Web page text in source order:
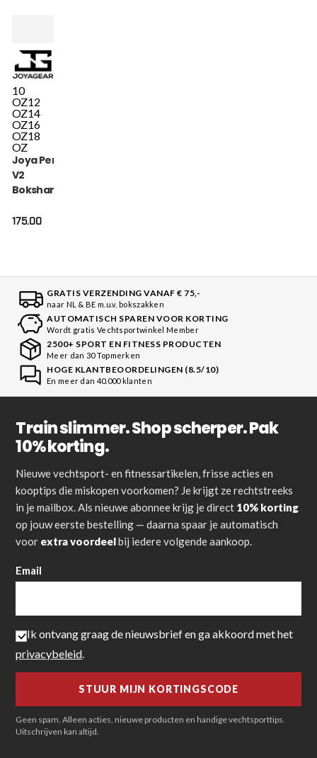
10
OZ12
OZ14
OZ16
OZ18
OZ
Joya Performance
V2
Bokshandschoenen
175.00
GRATIS VERZENDING VANAF € 75,-
naar NL & BE m.u.v. bokszakken
AUTOMATISCH SPAREN VOOR KORTING
Wordt gratis Vechtsportwinkel Member
2500+ SPORT EN FITNESS PRODUCTEN
Meer dan 30 Topmerken
HOGE KLANTBEOORDELINGEN (8.5/10)
En meer dan 40.000 klanten
Train slimmer. Shop scherper. Pak
10% korting.
Nieuwe vechtsport- en fitnessartikelen, frisse acties en
kooptips die miskopen voorkomen? Je krijgt ze rechtstreeks
in je mailbox. Als nieuwe abonnee krijg je direct 10% korting
op jouw eerste bestelling — daarna spaar je automatisch
voor extra voordeelbij iedere volgende aankoop.
Email
Ik ontvang graag de nieuwsbrief en ga akkoord met het
privacybeleid.
Geen spam. Alleen acties, nieuwe producten en handige vechtsporttips.
Uitschrijven kan altijd.